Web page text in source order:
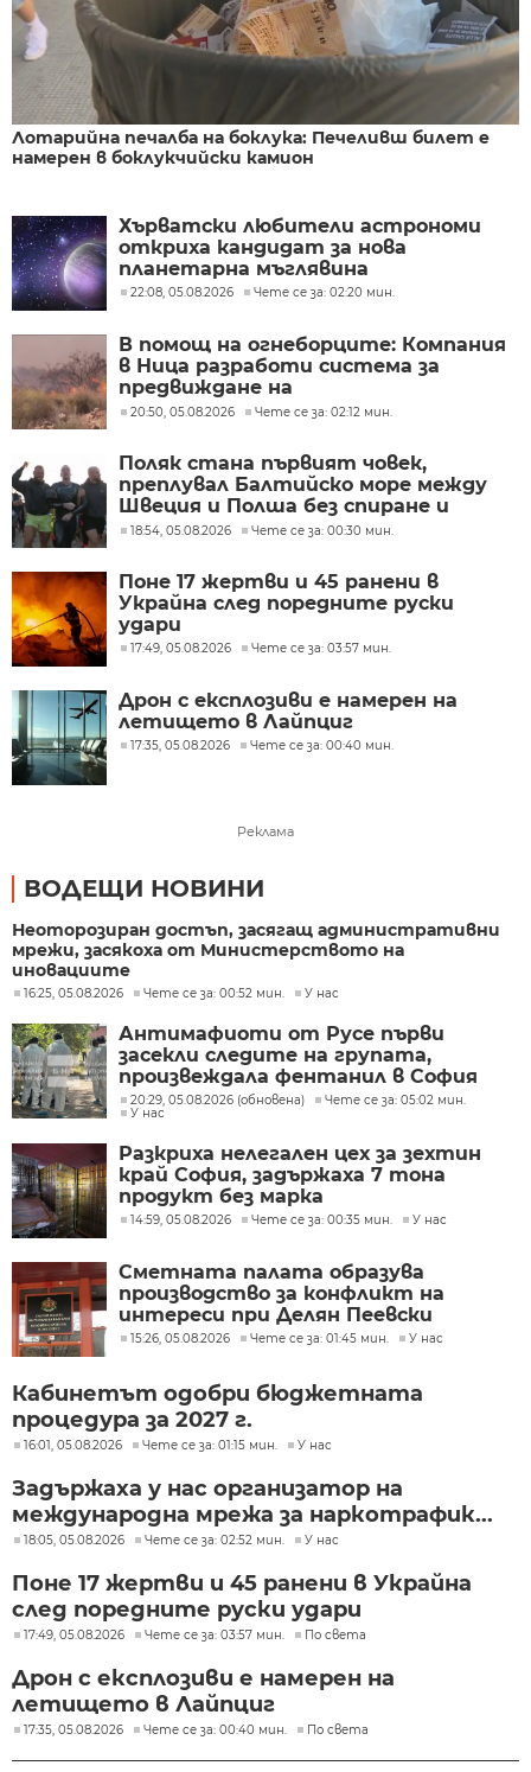
Лотарийна печалба на боклука: Печеливш билет е
намерен в боклукчийски камион
Хърватски любители астрономи
откриха кандидат за нова
планетарна мъглявина
22:08, 05.08.2026 Чете се за: 02:20 мин.
В помощ на огнеборците: Компания
в Ница разработи система за
предвиждане на
разпространението на пожари
20:50, 05.08.2026 Чете се за: 02:12 мин.
Поляк стана първият човек,
преплувал Балтийско море между
Швеция и Полша без спиране и
почивка
18:54, 05.08.2026 Чете се за: 00:30 мин.
Поне 17 жертви и 45 ранени в
Украйна след поредните руски
удари
17:49, 05.08.2026 Чете се за: 03:57 мин.
Дрон с експлозиви е намерен на
летището в Лайпциг
17:35, 05.08.2026 Чете се за: 00:40 мин.
Реклама
ВОДЕЩИ НОВИНИ
Неоторозиран достъп, засягащ административни
мрежи, засякоха от Министерството на
иновациите
16:25, 05.08.2026 Чете се за: 00:52 мин. У нас
Антимафиоти от Русе първи
засекли следите на групата,
произвеждала фентанил в София
20:29, 05.08.2026 (обновена)
Чете се за: 05:02 мин.
У нас
Разкриха нелегален цех за зехтин
край София, задържаха 7 тона
продукт без марка
14:59, 05.08.2026 Чете се за: 00:35 мин. У нас
Сметната палата образува
производство за конфликт на
интереси при Делян Пеевски
15:26, 05.08.2026 Чете се за: 01:45 мин. У нас
Кабинетът одобри бюджетната
процедура за 2027 г.
16:01, 05.08.2026 Чете се за: 01:15 мин. У нас
Задържаха у нас организатор на
международна мрежа за наркотрафик...
18:05, 05.08.2026 Чете се за: 02:52 мин. У нас
Поне 17 жертви и 45 ранени в Украйна
след поредните руски удари
17:49, 05.08.2026 Чете се за: 03:57 мин. По света
Дрон с експлозиви е намерен на
летището в Лайпциг
17:35, 05.08.2026 Чете се за: 00:40 мин. По света